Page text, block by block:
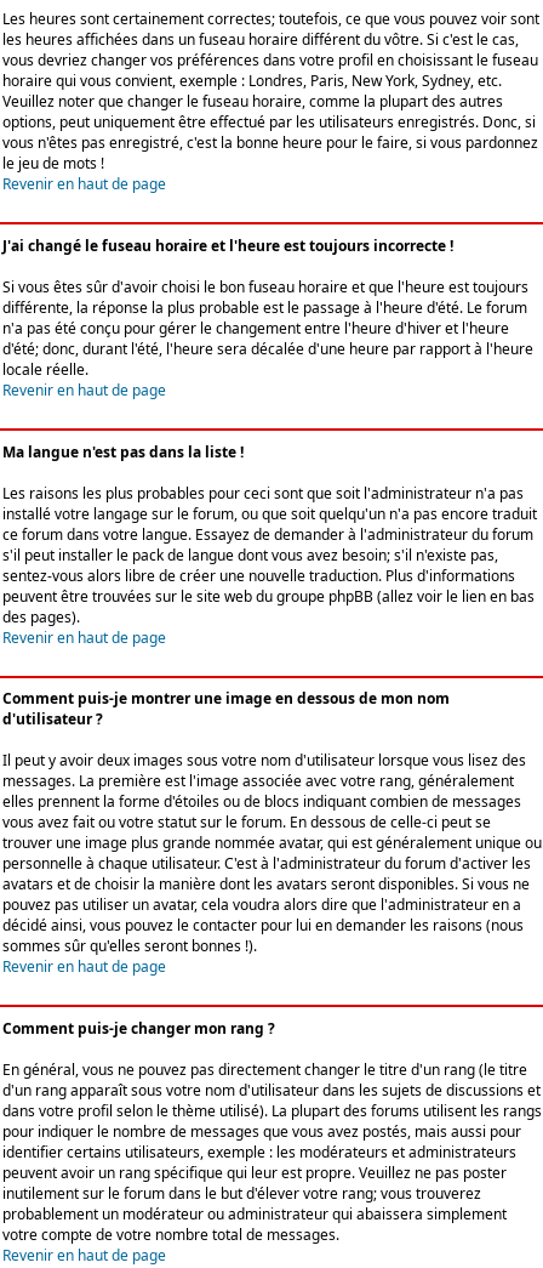
Les heures sont certainement correctes; toutefois, ce que vous pouvez voir sont
les heures affichées dans un fuseau horaire différent du vôtre. Si c'est le cas,
vous devriez changer vos préférences dans votre profil en choisissant le fuseau
horaire qui vous convient, exemple : Londres, Paris, New York, Sydney, etc.
Veuillez noter que changer le fuseau horaire, comme la plupart des autres
options, peut uniquement être effectué par les utilisateurs enregistrés. Donc, si
vous n'êtes pas enregistré, c'est la bonne heure pour le faire, si vous pardonnez
le jeu de mots !
Revenir en haut de page
J'ai changé le fuseau horaire et l'heure est toujours incorrecte !
Si vous êtes sûr d'avoir choisi le bon fuseau horaire et que l'heure est toujours
différente, la réponse la plus probable est le passage à l'heure d'été. Le forum
n'a pas été conçu pour gérer le changement entre l'heure d'hiver et l'heure
d'été; donc, durant l'été, l'heure sera décalée d'une heure par rapport à l'heure
locale réelle.
Revenir en haut de page
Ma langue n'est pas dans la liste !
Les raisons les plus probables pour ceci sont que soit l'administrateur n'a pas
installé votre langage sur le forum, ou que soit quelqu'un n'a pas encore traduit
ce forum dans votre langue. Essayez de demander à l'administrateur du forum
s'il peut installer le pack de langue dont vous avez besoin; s'il n'existe pas,
sentez-vous alors libre de créer une nouvelle traduction. Plus d'informations
peuvent être trouvées sur le site web du groupe phpBB (allez voir le lien en bas
des pages).
Revenir en haut de page
Comment puis-je montrer une image en dessous de mon nom
d'utilisateur ?
Il peut y avoir deux images sous votre nom d'utilisateur lorsque vous lisez des
messages. La première est l'image associée avec votre rang, généralement
elles prennent la forme d'étoiles ou de blocs indiquant combien de messages
vous avez fait ou votre statut sur le forum. En dessous de celle-ci peut se
trouver une image plus grande nommée avatar, qui est généralement unique ou
personnelle à chaque utilisateur. C'est à l'administrateur du forum d'activer les
avatars et de choisir la manière dont les avatars seront disponibles. Si vous ne
pouvez pas utiliser un avatar, cela voudra alors dire que l'administrateur en a
décidé ainsi, vous pouvez le contacter pour lui en demander les raisons (nous
sommes sûr qu'elles seront bonnes !).
Revenir en haut de page
Comment puis-je changer mon rang ?
En général, vous ne pouvez pas directement changer le titre d'un rang (le titre
d'un rang apparaît sous votre nom d'utilisateur dans les sujets de discussions et
dans votre profil selon le thème utilisé). La plupart des forums utilisent les rangs
pour indiquer le nombre de messages que vous avez postés, mais aussi pour
identifier certains utilisateurs, exemple : les modérateurs et administrateurs
peuvent avoir un rang spécifique qui leur est propre. Veuillez ne pas poster
inutilement sur le forum dans le but d'élever votre rang; vous trouverez
probablement un modérateur ou administrateur qui abaissera simplement
votre compte de votre nombre total de messages.
Revenir en haut de page